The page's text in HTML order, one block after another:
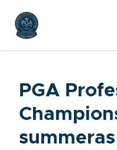
PGA
summeras